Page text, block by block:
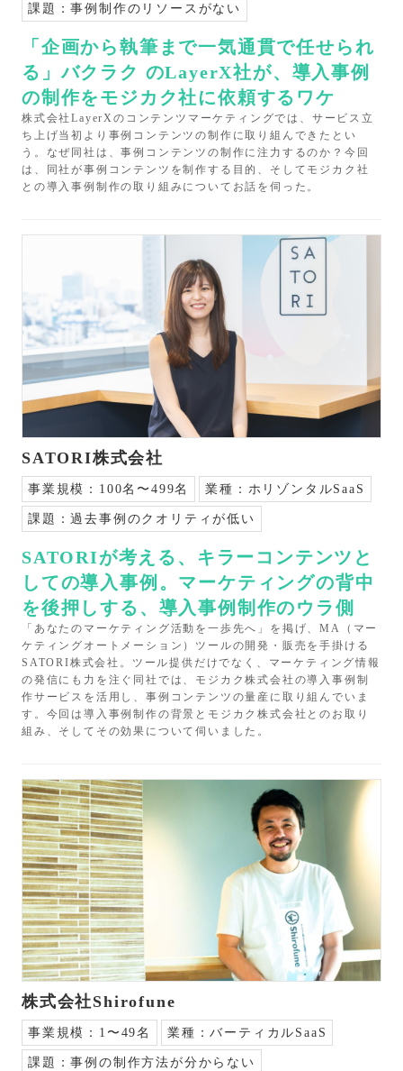
課題：事例制作のリソースがない
「企画から執筆まで一気通貫で任せられ
る」バクラク のLayerX社が、導入事例
の制作をモジカク社に依頼するワケ
株式会社LayerXのコンテンツマーケティングでは、サービス立
ち上げ当初より事例コンテンツの制作に取り組んできたとい
う。なぜ同社は、事例コンテンツの制作に注力するのか？今回
は、同社が事例コンテンツを制作する目的、そしてモジカク社
との導入事例制作の取り組みについてお話を伺った。
SATORI株式会社
事業規模： 100名〜499名 業種： ホリゾンタルSaaS
課題：過去事例のクオリティが低い
SATORIが考える、キラーコンテンツと
しての導入事例。マーケティングの背中
を後押しする、導入事例制作のウラ側
「あなたのマーケティング活動を一歩先へ」を掲げ、MA（マー
ケティングオートメーション）ツールの開発・販売を手掛ける
SATORI株式会社。ツール提供だけでなく、マーケティング情報
の発信にも力を注ぐ同社では、モジカク株式会社の導入事例制
作サービスを活用し、事例コンテンツの量産に取り組んでいま
す。今回は導入事例制作の背景とモジカク株式会社とのお取り
組み、そしてその効果について伺いました。
株式会社Shirofune
事業規模： 1〜49名 業種：バーティカルSaaS
課題：事例の制作方法が分からない